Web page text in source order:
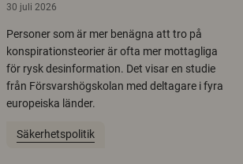
30 juli 2026
Personer som är mer benägna att tro på
konspirationsteorier är ofta mer mottagliga
för rysk desinformation. Det visar en studie
från Försvarshögskolan med deltagare i fyra
europeiska länder.
Säkerhetspolitik